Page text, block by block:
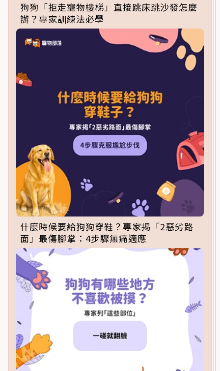
狗狗「拒走寵物樓梯」直接跳床跳沙發怎麼
辦？專家訓練法必學
什麼時候要給狗狗穿鞋？專家揭「2惡劣路
面」最傷腳掌：4步驟無痛適應